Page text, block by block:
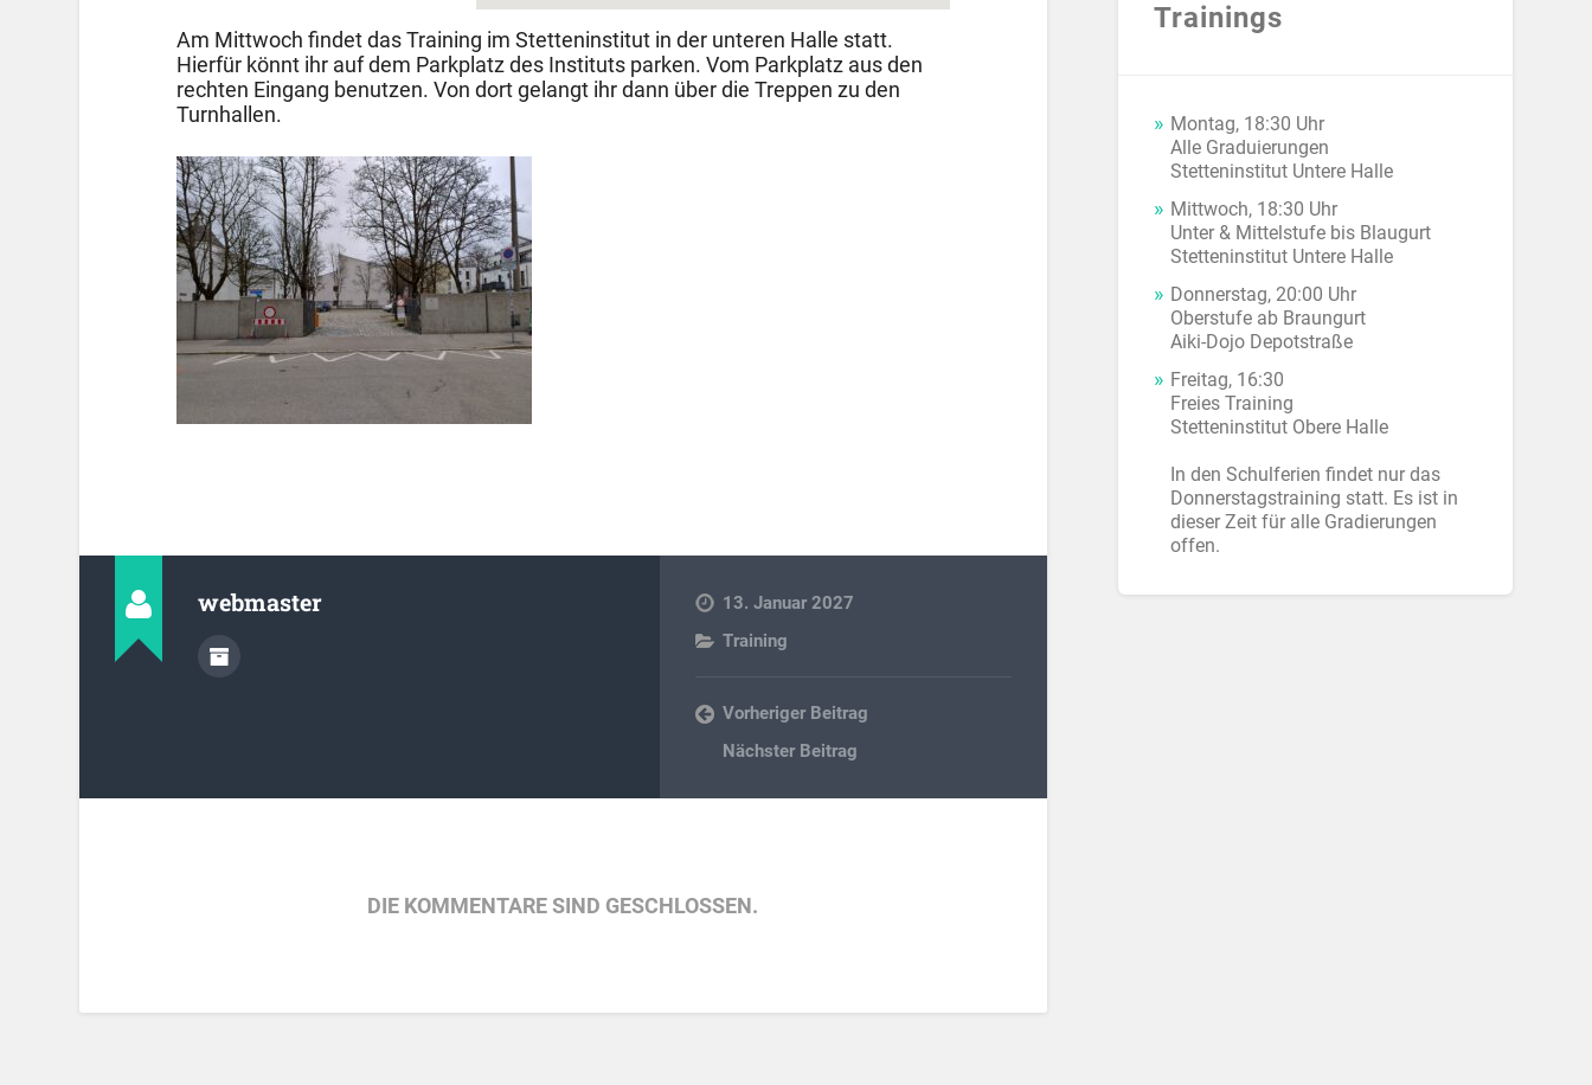
Am Mittwoch findet das Training im Stetteninstitut in der unteren Halle statt.
Hierfür könnt ihr auf dem Parkplatz des Instituts parken. Vom Parkplatz aus den
rechten Eingang benutzen. Von dort gelangt ihr dann über die Treppen zu den
Turnhallen.
webmaster
13. Januar 2027
Training
Vorheriger Beitrag
Nächster Beitrag
DIE KOMMENTARE SIND GESCHLOSSEN.
Trainings
Montag, 18:30 Uhr
Alle Graduierungen
Stetteninstitut Untere Halle
Mittwoch, 18:30 Uhr
Unter & Mittelstufe bis Blaugurt
Stetteninstitut Untere Halle
Donnerstag, 20:00 Uhr
Oberstufe ab Braungurt
Aiki-Dojo Depotstraße
Freitag, 16:30
Freies Training
Stetteninstitut Obere Halle
In den Schulferien findet nur das
Donnerstagstraining statt. Es ist in
dieser Zeit für alle Gradierungen
offen.